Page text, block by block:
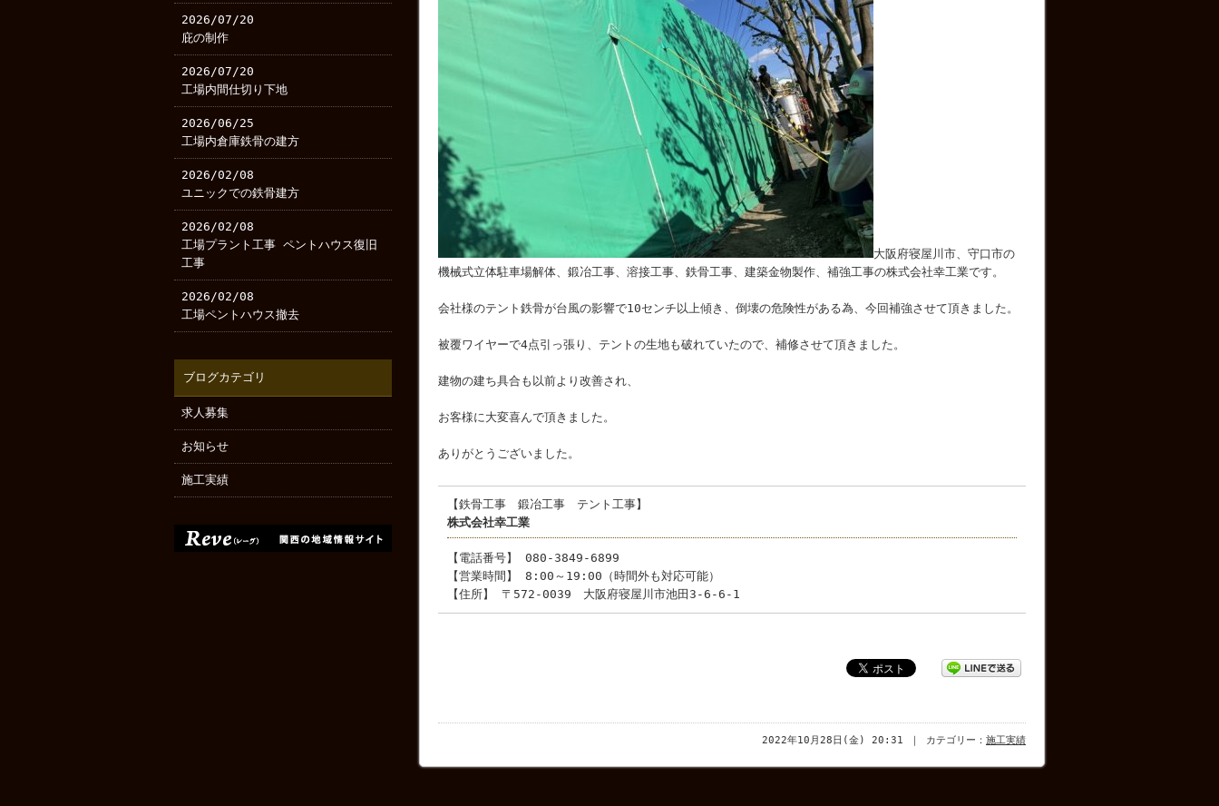
大阪府寝屋川市、守口市の
機械式立体駐車場解体、鍛冶工事、溶接工事、鉄骨工事、建築金物製作、補強工事の株式会社幸工業です。
会社様のテント鉄骨が台風の影響で10センチ以上傾き、倒壊の危険性がある為、今回補強させて頂きました。
被覆ワイヤーで4点引っ張り、テントの生地も破れていたので、補修させて頂きました。
建物の建ち具合も以前より改善され、
お客様に大変喜んで頂きました。
ありがとうございました。
【鉄骨工事 鍛冶工事 テント工事】
株式会社幸工業
【電話番号】 080-3849-6899
【営業時間】 8:00～19:00（時間外も対応可能）
【住所】 〒572-0039 大阪府寝屋川市池田3-6-6-1
2022年10月28日(金) 20:31 ｜ カテゴリー： 施工実績
2026/07/20
庇の制作
2026/07/20
工場内間仕切り下地
2026/06/25
工場内倉庫鉄骨の建方
2026/02/08
ユニックでの鉄骨建方
2026/02/08
工場プラント工事 ペントハウス復旧
工事
2026/02/08
工場ペントハウス撤去
ブログカテゴリ
求人募集
お知らせ
施工実績